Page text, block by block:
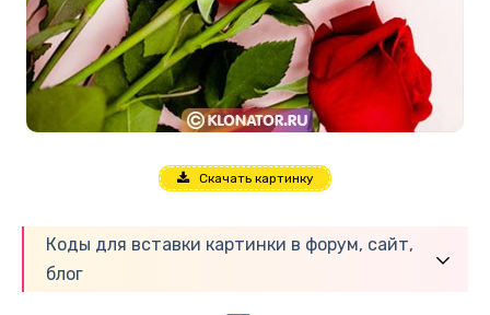
Скачать картинку
Коды для вставки картинки в форум, сайт,
блог